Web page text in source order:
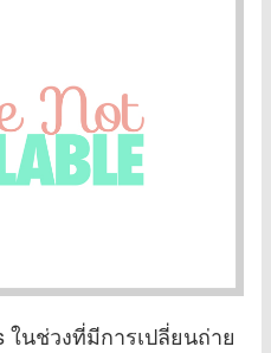
ในช่วงที่มีการเปลี่ยนถ่าย